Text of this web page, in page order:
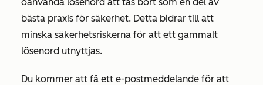
bästa praxis för säkerhet. Detta bidrar till att
minska säkerhetsriskerna för att ett gammalt
lösenord utnyttjas.
Du kommer att få ett e-postmeddelande för att